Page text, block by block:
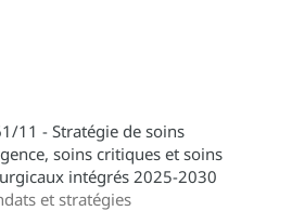
11 - Stratégie de soins
soins critiques et soins
intégrés 2025-2030
et stratégies